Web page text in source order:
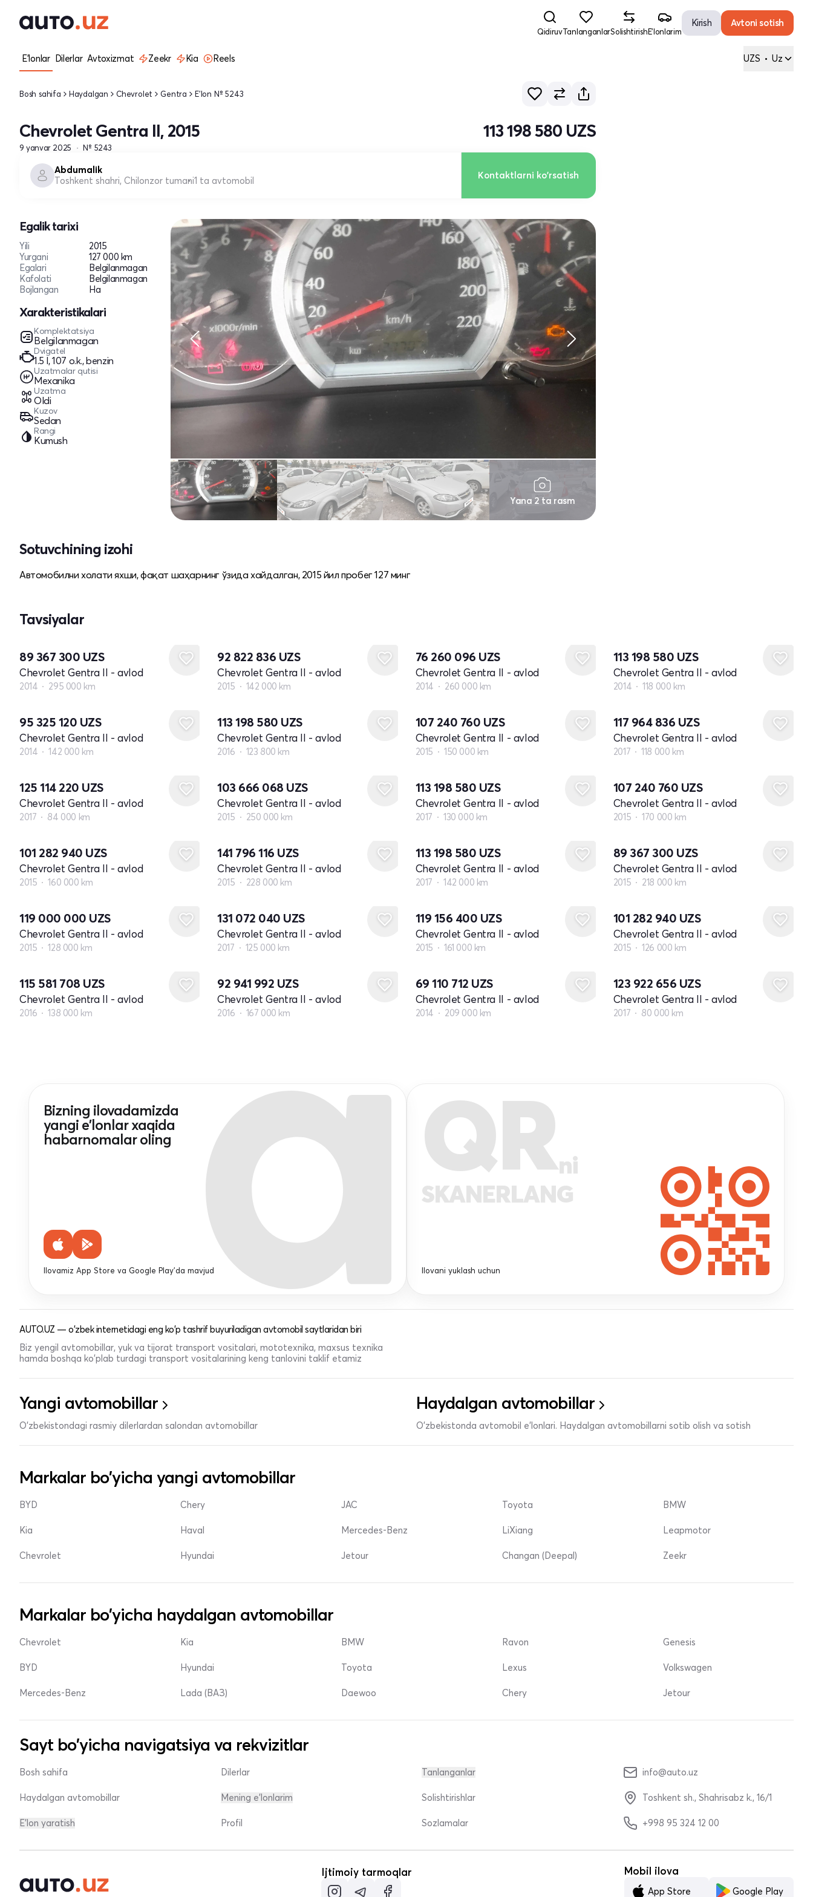
QidiruvTanlanganlarSolishtirishE'lonlarim
Kirish Avtoni sotish
E'lonlar Dilerlar Avtoxizmat Zeekr Kia Reels UZS • Uz
Bosh sahifa Haydalgan Chevrolet Gentra E'lon № 5243
Chevrolet Gentra II, 2015
9 yanvar 2025 № 5243
113 198 580 UZS
Abdumalik
Toshkent shahri, Chilonzor tumani1 ta avtomobil Kontaktlarni ko'rsatish
Egalik tarixi
Yili
2015
Yurgani
127 000 km
Egalari
Belgilanmagan
Kafolati
Belgilanmagan
Bojlangan
Ha
Xarakteristikalari
Komplektatsiya
Belgilanmagan
Dvigatel
1.5 l, 107 o.k., benzin
Uzatmalar qutisi
Mexanika
Uzatma
Oldi
Kuzov
Sedan
Rangi
Kumush
Yana 2 ta rasm
Sotuvchining izohi
Автомобилни холати яхши, фақат шаҳарнинг ўзида хайдалган, 2015 йил пробег 127 минг
Tavsiyalar
89 367 300 UZS
Chevrolet Gentra II - avlod
2014 295 000 km
92 822 836 UZS
Chevrolet Gentra II - avlod
2015 142 000 km
76 260 096 UZS
Chevrolet Gentra II - avlod
2014 260 000 km
113 198 580 UZS
Chevrolet Gentra II - avlod
2014 118 000 km
95 325 120 UZS
Chevrolet Gentra II - avlod
2014 142 000 km
113 198 580 UZS
Chevrolet Gentra II - avlod
2016 123 800 km
107 240 760 UZS
Chevrolet Gentra II - avlod
2015 150 000 km
117 964 836 UZS
Chevrolet Gentra II - avlod
2017 118 000 km
125 114 220 UZS
Chevrolet Gentra II - avlod
2017 84 000 km
103 666 068 UZS
Chevrolet Gentra II - avlod
2015 250 000 km
113 198 580 UZS
Chevrolet Gentra II - avlod
2017 130 000 km
107 240 760 UZS
Chevrolet Gentra II - avlod
2015 170 000 km
101 282 940 UZS
Chevrolet Gentra II - avlod
2015 160 000 km
141 796 116 UZS
Chevrolet Gentra II - avlod
2015 228 000 km
113 198 580 UZS
Chevrolet Gentra II - avlod
2017 142 000 km
89 367 300 UZS
Chevrolet Gentra II - avlod
2015 218 000 km
119 000 000 UZS
Chevrolet Gentra II - avlod
2015 128 000 km
131 072 040 UZS
Chevrolet Gentra II - avlod
2017 125 000 km
119 156 400 UZS
Chevrolet Gentra II - avlod
2015 161 000 km
101 282 940 UZS
Chevrolet Gentra II - avlod
2015 126 000 km
115 581 708 UZS
Chevrolet Gentra II - avlod
2016 138 000 km
92 941 992 UZS
Chevrolet Gentra II - avlod
2016 167 000 km
69 110 712 UZS
Chevrolet Gentra II - avlod
2014 209 000 km
123 922 656 UZS
Chevrolet Gentra II - avlod
2017 80 000 km
Bizning ilovadamizda
yangi e'lonlar xaqida
habarnomalar oling
Ilovamiz App Store va Google Play'da mavjud
QRni
SKANERLANG
Ilovani yuklash uchun
AUTO.UZ — o'zbek internetidagi eng ko'p tashrif buyuriladigan avtomobil saytlaridan biri
Biz yengil avtomobillar, yuk va tijorat transport vositalari, mototexnika, maxsus texnika
hamda boshqa ko'plab turdagi transport vositalarining keng tanlovini taklif etamiz
Yangi avtomobillar
O'zbekistondagi rasmiy dilerlardan salondan avtomobillar
Haydalgan avtomobillar
O'zbekistonda avtomobil e’lonlari. Haydalgan avtomobillarni sotib olish va sotish
Markalar bo'yicha yangi avtomobillar
BYD
Kia
Chevrolet
Chery
Haval
Hyundai
JAC
Mercedes-Benz
Jetour
Toyota
LiXiang
Changan (Deepal)
BMW
Leapmotor
Zeekr
Markalar bo'yicha haydalgan avtomobillar
Chevrolet
BYD
Mercedes-Benz
Kia
Hyundai
Lada (ВАЗ)
BMW
Toyota
Daewoo
Ravon
Lexus
Chery
Genesis
Volkswagen
Jetour
Sayt bo'yicha navigatsiya va rekvizitlar
Bosh sahifa
Haydalgan avtomobillar
E'lon yaratish
Dilerlar
Mening e'lonlarim
Profil
Tanlanganlar
Solishtirishlar
Sozlamalar
info@auto.uz
Toshkent sh., Shahrisabz k., 16/1
+998 95 324 12 00
Ijtimoiy tarmoqlar Mobil ilova
App Store Google Play